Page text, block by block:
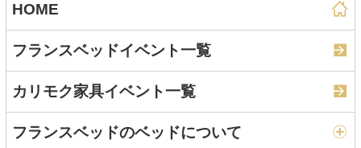
HOME
フランスベッドイベント一覧
カリモク家具イベント一覧
フランスベッドのベッドについて